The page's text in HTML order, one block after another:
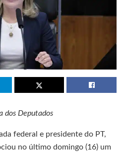
dos Deputados
federal e presidente do PT,
no último domingo (16) um